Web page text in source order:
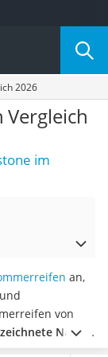
2026
im
an,
von
Nass-